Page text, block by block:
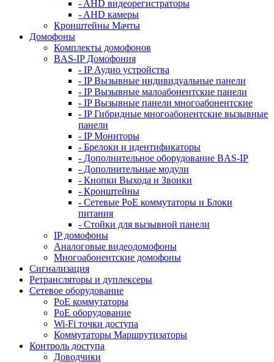
- AHD видеорегистраторы
- AHD камеры
Кронштейны Мачты
Домофоны
Комплекты домофонов
BAS-IP Домофония
- IP Аудио устройства
- IP Вызывные индивидуальные панели
- IP Вызывные малоабонентские панели
- IP Вызывные панели многоабонентские
- IP Гибридные многоабонентские вызывные
панели
- IP Мониторы
- Брелоки и идентификаторы
- Дополнительное оборудование BAS-IP
- Дополнительные модули
- Кнопки Выхода и Звонки
- Кронштейны
- Сетевые PoE коммутаторы и Блоки
питания
- Стойки для вызывной панели
IP домофоны
Аналоговые видеодомофоны
Многоабонентские домофоны
Сигнализация
Ретрансляторы и дуплексеры
Сетевое оборудование
PoE коммутаторы
PoE оборудование
Wi-Fi точки доступа
Коммутаторы Маршрутизаторы
Контроль доступа
Доводчики